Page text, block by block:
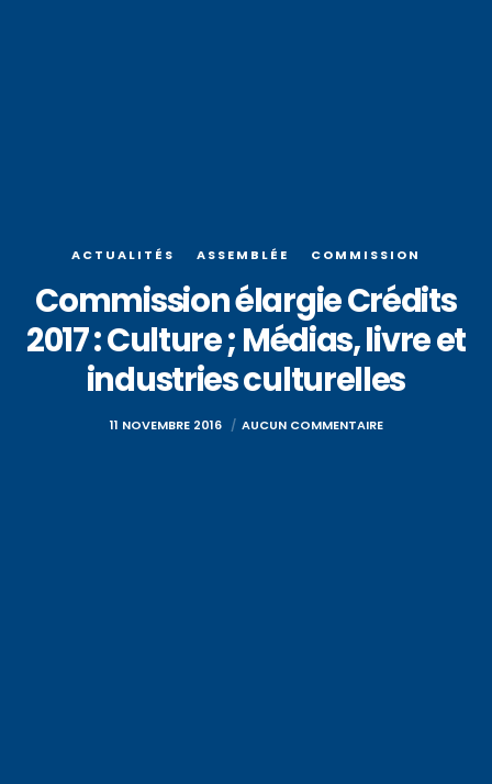
ACTUALITÉS ASSEMBLÉE COMMISSION
Commission élargie Crédits
2017 : Culture ; Médias, livre et
industries culturelles
11 NOVEMBRE 2016 AUCUN COMMENTAIRE